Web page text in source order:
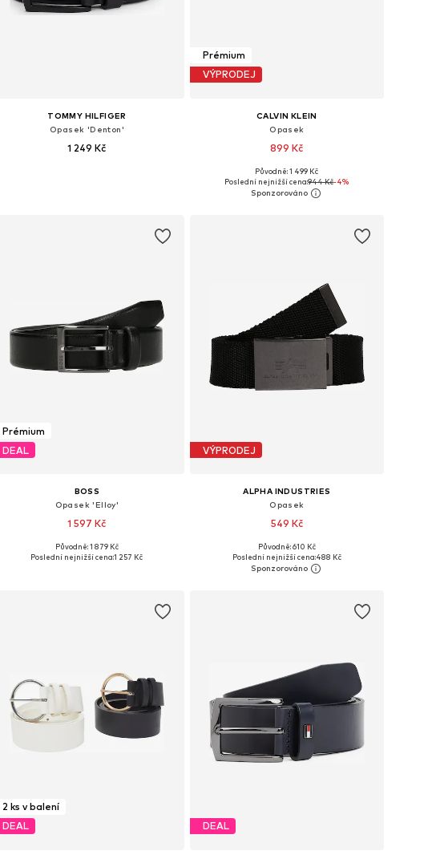
TOMMY HILFIGER
Opasek 'Denton'
1 249 Kč
Prémium
VÝPRODEJ
CALVIN KLEIN
Opasek
899 Kč
Dostupné v mnoha velikostech
Přidat do košíku
Původně: 1 499 Kč
Poslední nejnižší cena:944 Kč-4%
Prémium
DEAL
BOSS
Opasek 'Elloy'
1 597 Kč
Dostupné velikosti: 85, 90, 95, 100, 105, 110
Původně: 1 879 Kč
Poslední nejnižší cena:1 257 Kč
VÝPRODEJ
ALPHA INDUSTRIES
Opasek
549 Kč
Dostupné velikosti: 80-105
Přidat do košíku
Původně: 610 Kč
Poslední nejnižší cena:488 Kč
2 ks v balení
DEAL
DEAL